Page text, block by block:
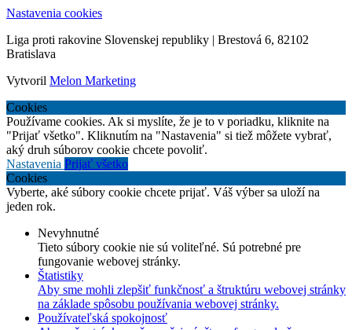
Nastavenia cookies
Liga proti rakovine Slovenskej republiky | Brestová 6, 82102
Bratislava
Vytvoril Melon Marketing
Cookies
Používame cookies. Ak si myslíte, že je to v poriadku, kliknite na
"Prijať všetko". Kliknutím na "Nastavenia" si tiež môžete vybrať,
aký druh súborov cookie chcete povoliť.
Nastavenia Prijať všetko
Cookies
Vyberte, aké súbory cookie chcete prijať. Váš výber sa uloží na
jeden rok.
Nevyhnutné
Tieto súbory cookie nie sú voliteľné. Sú potrebné pre
fungovanie webovej stránky.
Štatistiky
Aby sme mohli zlepšiť funkčnosť a štruktúru webovej stránky
na základe spôsobu používania webovej stránky.
Používateľská spokojnosť